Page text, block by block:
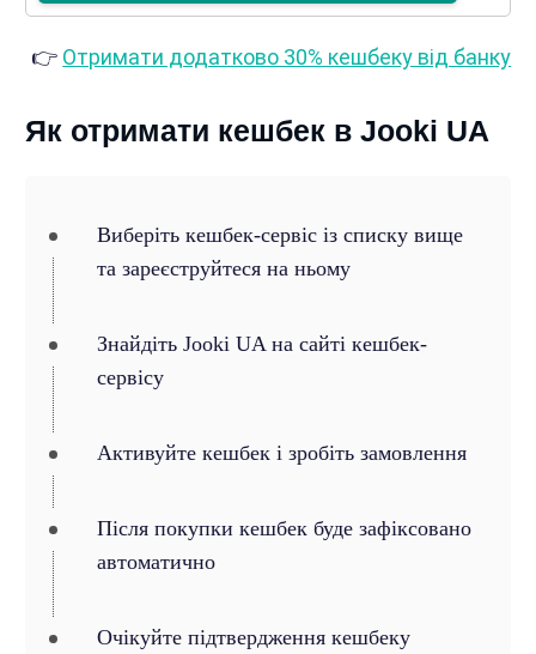
👉 Отримати додатково 30% кешбеку від банку
Як отримати кешбек в Jooki UA
Виберіть кешбек-сервіс із списку вище
та зареєструйтеся на ньому
Знайдіть Jooki UA на сайті кешбек-
сервісу
Активуйте кешбек і зробіть замовлення
Після покупки кешбек буде зафіксовано
автоматично
Очікуйте підтвердження кешбеку